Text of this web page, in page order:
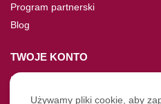
Program partnerski
Blog
TWOJE KONTO
Moje konto
Nie pamiętasz hasła?
Używamy pliki cookie, aby